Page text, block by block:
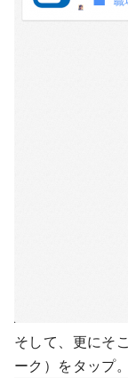
そして、更にそ
ーク）をタップ。